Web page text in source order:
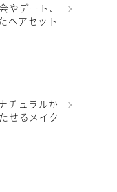
やデート、
ヘアセット
チュラルか
せるメイク